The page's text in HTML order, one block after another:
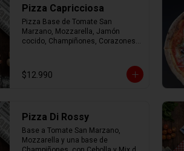
Pizza Capricciosa
Pizza Base de Tomate San
Marzano, Mozzarella, Jamón
cocido, Champiñones, Corazones
$12.990
Pizza Di Rossy
Base a Tomate San Marzano,
Mozzarella y una base de